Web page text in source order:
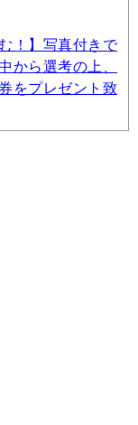
！】写真付きで
から選考の上、
をプレゼント致